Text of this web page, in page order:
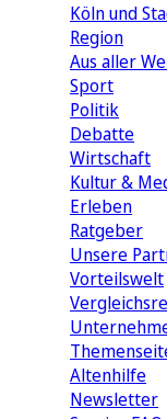
Köln und
Region
Aus aller
Sport
Politik
Debatte
Wirtschaft
Kultur &
Erleben
Ratgeber
Unsere
Vorteilswelt
Altenhilfe
Newsletter